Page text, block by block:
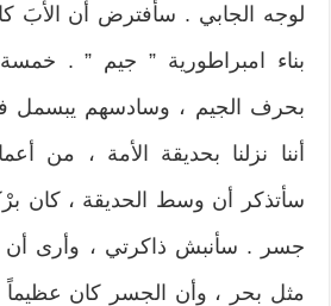
لوجه الجابي . سأفترض أن الأبَ
بناء امبراطورية ” جيم ” . خمسة
بحرف الجيم ، وسادسهم يبسمل
أننا نزلنا بحديقة الأمة ، من
سأتذكر أن وسط الحديقة ، كان
جسر . سأنبش ذاكرتي ، وأرى أن
مثل بحر ، وأن الجسر كان